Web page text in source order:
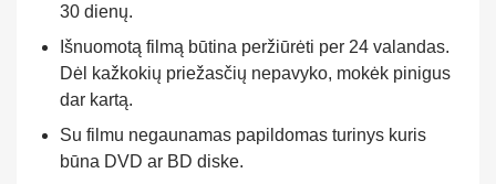
30 dienų.
Išnuomotą filmą būtina peržiūrėti per 24 valandas.
Dėl kažkokių priežasčių nepavyko, mokėk pinigus
dar kartą.
Su filmu negaunamas papildomas turinys kuris
būna DVD ar BD diske.